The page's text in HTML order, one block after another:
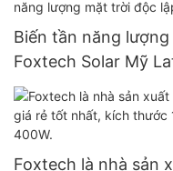
Biến tần năng
Foxtech Solar Mỹ
6kW 48V 120/240V
trời độc lập
Foxtech là nhà sản